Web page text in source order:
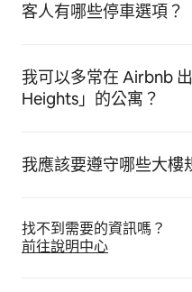
客人有哪些停車選項？
我可以多常在 Airbnb
Heights」的公寓？
我應該要遵守哪些大樓
找不到需要的資訊嗎⁠？
前往說明中心